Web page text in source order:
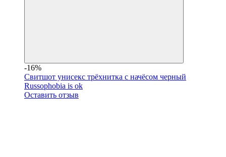
-16%
Свитшот унисекс трёхнитка с начёсом черный
Russophobia is ok
Оставить отзыв